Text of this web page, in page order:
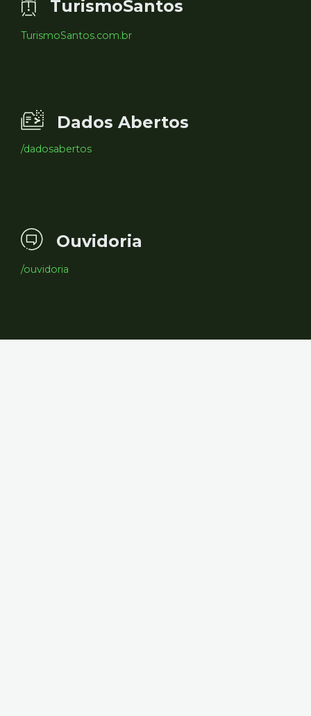
TurismoSantos
TurismoSantos.com.br
Dados Abertos
/dadosabertos
Ouvidoria
/ouvidoria